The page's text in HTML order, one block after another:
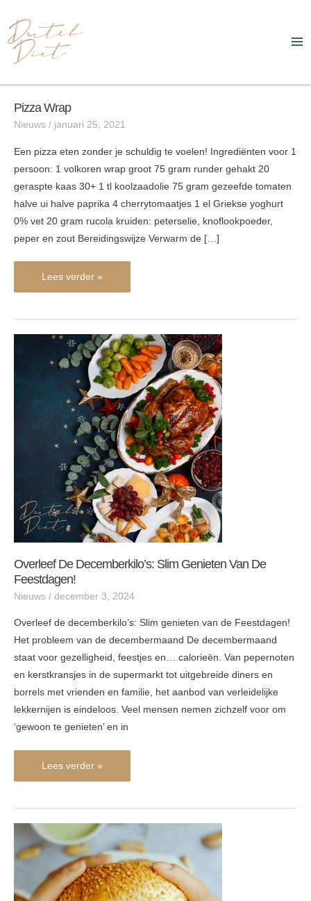
naar
de
inhoud
Pizza Wrap
Nieuws / januari 25, 2021
Een pizza eten zonder je schuldig te voelen! Ingrediënten voor 1
persoon: 1 volkoren wrap groot 75 gram runder gehakt 20
geraspte kaas 30+ 1 tl koolzaadolie 75 gram gezeefde tomaten
halve ui halve paprika 4 cherrytomaatjes 1 el Griekse yoghurt
0% vet 20 gram rucola kruiden: peterselie, knoflookpoeder,
peper en zout Bereidingswijze Verwarm de […]
Pizza
wrap
Lees verder »
Overleef De Decemberkilo’s: Slim Genieten Van De
Feestdagen!
Nieuws / december 3, 2024
Overleef de decemberkilo’s: Slim genieten van de Feestdagen!
Het probleem van de decembermaand De decembermaand
staat voor gezelligheid, feestjes en… calorieën. Van pepernoten
en kerstkransjes in de supermarkt tot uitgebreide diners en
borrels met vrienden en familie, het aanbod van verleidelijke
lekkernijen is eindeloos. Veel mensen nemen zichzelf voor om
‘gewoon te genieten’ en in
Overleef
de
decemberkilo’s:
Slim
genieten
van
de
Feestdagen!
Lees verder »
Samen
sterk
tegen
overgewicht: